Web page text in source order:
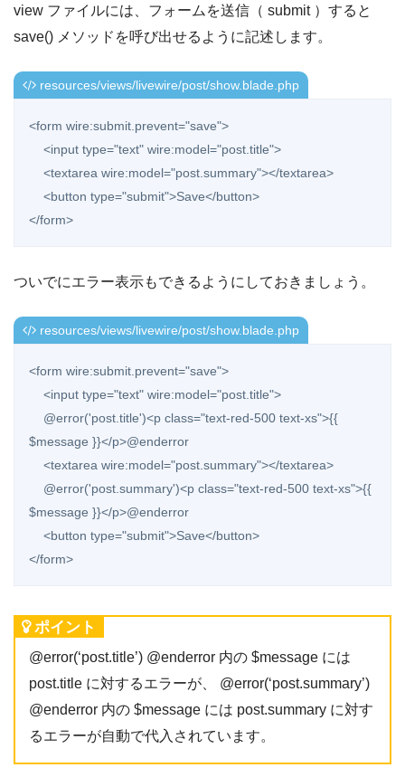
view ファイルには、フォームを送信（ submit ）すると
save() メソッドを呼び出せるように記述します。
resources/views/livewire/post/show.blade.php
<form wire:submit.prevent="save">
</form>
ついでにエラー表示もできるようにしておきましょう。
resources/views/livewire/post/show.blade.php
<form wire:submit.prevent="save">
$message }}</p>@enderror
$message }}</p>@enderror
</form>
ポイント
@error(‘post.title’) @enderror 内の $message には
post.title に対するエラーが、 @error(‘post.summary’)
@enderror 内の $message には post.summary に対す
るエラーが自動で代入されています。